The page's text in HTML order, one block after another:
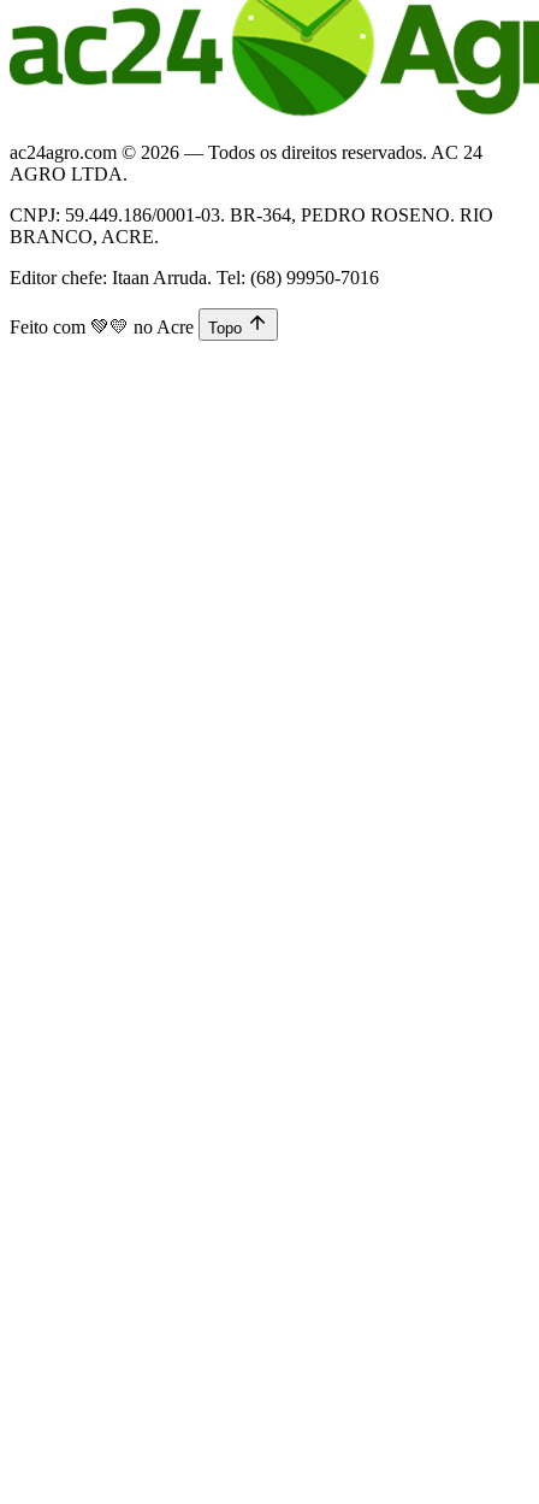
ac24agro.com © 2026 — Todos os direitos reservados. AC 24
AGRO LTDA.
CNPJ: 59.449.186/0001-03. BR-364, PEDRO ROSENO. RIO
BRANCO, ACRE.
Editor chefe: Itaan Arruda. Tel: (68) 99950-7016
Feito com 💚💛 no Acre Topo